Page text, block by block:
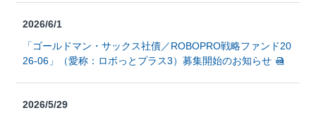
2026/6/1
「ゴールドマン・サックス社債／ROBOPRO戦略ファンド20
26-06」（愛称：ロボっとプラス3）募集開始のお知らせ
2026/5/29